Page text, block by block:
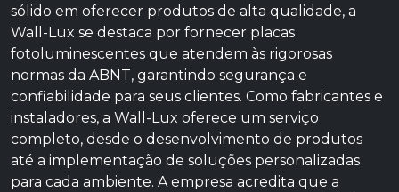
sólido em oferecer produtos de alta qualidade, a
Wall-Lux se destaca por fornecer placas
fotoluminescentes que atendem às rigorosas
normas da ABNT, garantindo segurança e
confiabilidade para seus clientes. Como fabricantes e
instaladores, a Wall-Lux oferece um serviço
completo, desde o desenvolvimento de produtos
até a implementação de soluções personalizadas
para cada ambiente. A empresa acredita que a